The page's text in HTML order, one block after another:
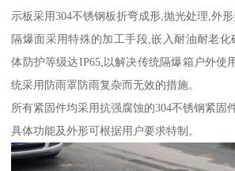
示板采用304不锈钢板折弯成形,抛光处理,外形
隔爆面采用特殊的加工手段,嵌入耐油耐老
体防护等级达IP65,以解决传统隔爆箱户外使
统采用防雨罩防雨复杂而无效的措施。
所有紧固件均采用抗强腐蚀的304不锈钢紧固件
具体功能及外形可根据用户要求特制。